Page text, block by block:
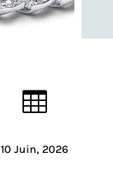

10 Juin, 2026